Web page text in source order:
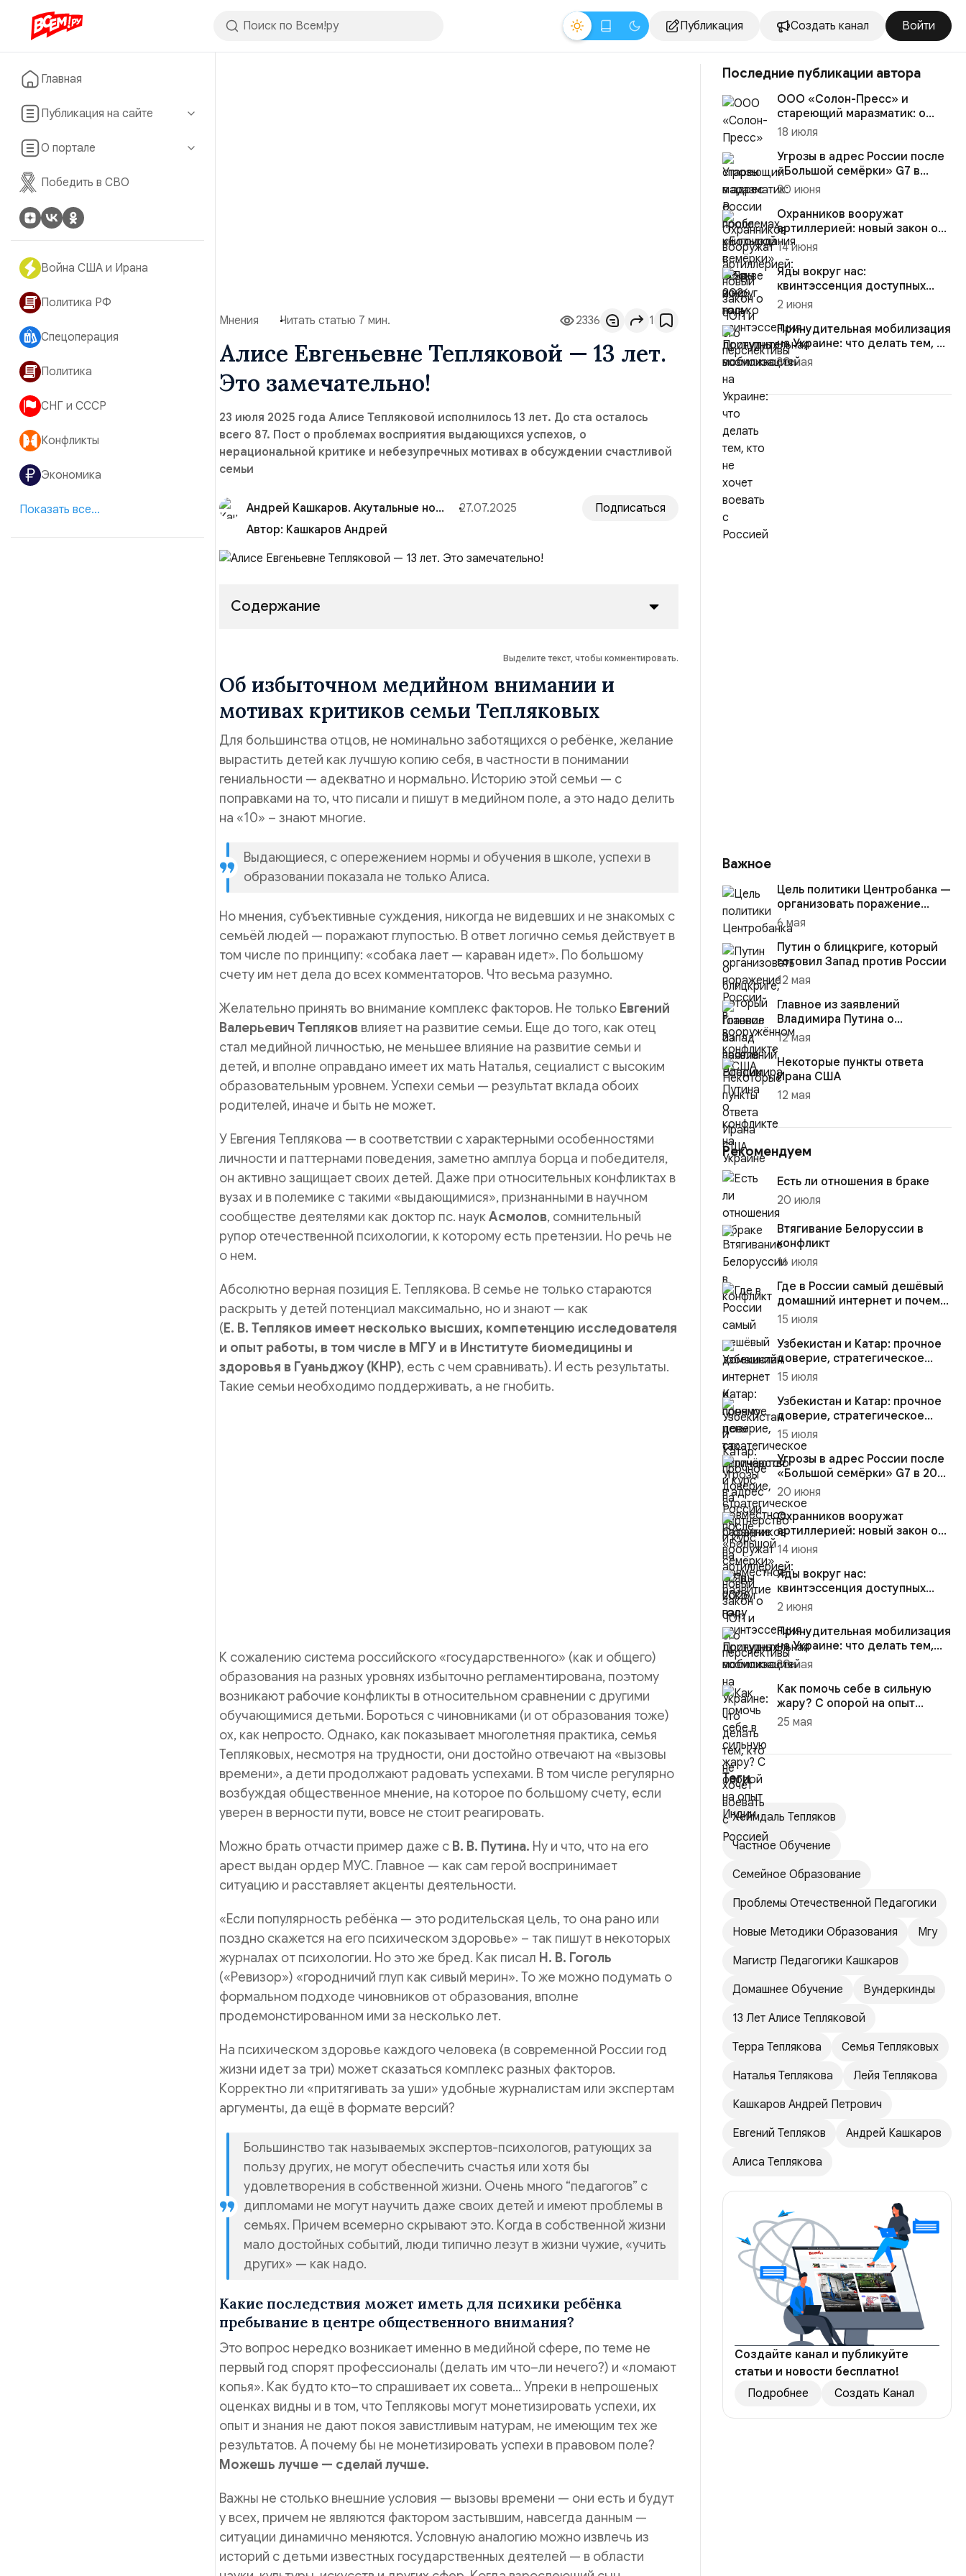
Публикация Создать канал Войти
Главная
Публикация на сайте
О портале
Победить в СВО
Война США и Ирана
Политика РФ
Спецоперация
Политика
СНГ и СССР
Конфликты
Экономика
Показать все...
Мнения Читать статью 7 мин. 2336 1
Алисе Евгеньевне Тепляковой — 13 лет.
Это замечательно!
23 июля 2025 года Алисе Тепляковой исполнилось 13 лет. До ста осталось
всего 87. Пост о проблемах восприятия выдающихся успехов, о
нерациональной критике и небезупречных мотивах в обсуждении счастливой
семьи
Андрей Кашкаров. Акутальные новости27.07.2025
Подписаться
Автор: Кашкаров Андрей
Содержание
Выделите текст, чтобы комментировать.
Об избыточном медийном внимании и
мотивах критиков семьи Тепляковых
Для большинства отцов, не номинально заботящихся о ребёнке, желание
вырастить детей как лучшую копию себя, в частности в понимании
гениальности — адекватно и нормально. Историю этой семьи — с
поправками на то, что писали и пишут в медийном поле, а это надо делить
на «10» – знают многие.
Выдающиеся, с опережением нормы и обучения в школе, успехи в
образовании показала не только Алиса.
Но мнения, субъективные суждения, никогда не видевших и не знакомых с
семьёй людей — поражают глупостью. В ответ логично семья действует в
том числе по принципу: «собака лает — караван идет». По большому
счету им нет дела до всех комментаторов. Что весьма разумно.
Желательно принять во внимание комплекс факторов. Не только Евгений
Валерьевич Тепляков влияет на развитие семьи. Еще до того, как отец
стал медийной личностью, не меньшее влияние на развитие семьи и
детей, и вполне оправдано имеет их мать Наталья, сециалист с высоким
образовательным уровнем. Успехи семьи — результат вклада обоих
родителей, иначе и быть не может.
У Евгения Теплякова — в соответствии с характерными особенностями
личности и паттернами поведения, заметно амплуа борца и победителя,
он активно защищает своих детей. Даже при относительных конфликтах в
вузах и в полемике с такими «выдающимися», признанными в научном
сообществе деятелями как доктор пс. наукАсмолов, сомнительный
рупор отечественной психологии, к которому есть претензии. Но речь не
о нем.
Абсолютно верная позиция Е. Теплякова. В семье не только стараются
раскрыть у детей потенциал максимально, но и знают — как
(Е. В. Тепляков имеет несколько высших, компетенцию исследователя
и опыт работы, в том числе в МГУ и в Институте биомедицины и
здоровья в Гуаньджоу (КНР), есть с чем сравнивать). И есть результаты.
Такие семьи необходимо поддерживать, а не гнобить.
К сожалению система российского «государственного» (как и общего)
образования на разных уровнях избыточно регламентирована, поэтому
возникают рабочие конфликты в относительном сравнении с другими
обучающимися детьми. Бороться с чиновниками (и от образования тоже)
ох, как непросто. Однако, как показывает многолетняя практика, семья
Тепляковых, несмотря на трудности, они достойно отвечают на «вызовы
времени», а дети продолжают радовать успехами. В том числе регулярно
возбуждая общественное мнение, на которое по большому счету, если
уверен в верности пути, вовсе не стоит реагировать.
Можно брать отчасти пример даже с В. В. Путина. Ну и что, что на его
арест выдан ордер МУС. Главное — как сам герой воспринимает
ситуацию и расставляет акценты деятельности.
«Если популярность ребёнка — это родительская цель, то она рано или
поздно скажется на его психическом здоровье» – так пишут в некоторых
журналах от психологии. Но это же бред. Как писал Н. В. Гоголь
(«Ревизор») «городничий глуп как сивый мерин». То же можно подумать о
формальном подходе чиновников от образования, вполне
продемонстированном ими за несколько лет.
На психическом здоровье каждого человека (в современной России год
жизни идет за три) может сказаться комплекс разных факторов.
Корректно ли «притягивать за уши» удобные журналистам или экспертам
аргументы, да ещё в формате версий?
Большинство так называемых экспертов-психологов, ратующих за
пользу других, не могут обеспечить счастья или хотя бы
удовлетворения в собственной жизни. Очень много “педагогов” с
дипломами не могут научить даже своих детей и имеют проблемы в
семьях. Причем всемерно скрывают это. Когда в собственной жизни
мало достойных событий, люди типично лезут в жизни чужие, «учить
других» — как надо.
Какие последствия может иметь для психики ребёнка
пребывание в центре общественного внимания?
Это вопрос нередко возникает именно в медийной сфере, по теме не
первый год спорят профессионалы (делать им что–ли нечего?) и «ломают
копья». Как будто кто–то спрашивает их совета… Упреки в непрошеных
оценках видны и в том, что Тепляковы могут монетизировать успехи, их
опыт и знания не дают покоя завистливым натурам, не имеющим тех же
результатов. А почему бы не монетизировать успехи в правовом поле?
Можешь лучше — сделай лучше.
Важны не столько внешние условия — вызовы времени — они есть и будут
у всех, причем не являются фактором застывшим, навсегда данным —
ситуации динамично меняются. Условную аналогию можно извлечь из
историй с детьми известных государственных деятелей — в области
Последние публикации автора
ООО «Солон-Пресс» и
стареющий маразматик: о
проблемах к...
18 июля
Угрозы в адрес России после
«Большой семёрки» G7 в
2026...
20 июня
Охранников вооружат
артиллерией: новый закон о
ЧОП и ег...
14 июня
Яды вокруг нас:
квинтэссенция доступных
возможностей
2 июня
Принудительная мобилизация
на Украине: что делать тем, ...
30 мая
Важное
Цель политики Центробанка —
организовать поражение
России в вооружённом
конфликте с США
6 мая
Путин о блицкриге, который
готовил Запад против России
12 мая
Главное из заявлений
Владимира Путина о
конфликте на Украине
12 мая
Некоторые пункты ответа
Ирана США
12 мая
Рекомендуем
Есть ли отношения в браке
20 июля
Втягивание Белоруссии в
конфликт
16 июля
Где в России самый дешёвый
домашний интернет и почему
цены так отличаются
15 июля
Узбекистан и Катар: прочное
доверие, стратегическое
партнёрство и курс на со...
15 июля
Узбекистан и Катар: прочное
доверие, стратегическое
партнёрство и курс на со...
15 июля
Угрозы в адрес России после
«Большой семёрки» G7 в 2026
году
20 июня
Охранников вооружат
артиллерией: новый закон о
ЧОП и его перспективы
14 июня
Яды вокруг нас:
квинтэссенция доступных
возможностей
2 июня
Принудительная мобилизация
на Украине: что делать тем,
кто не хочет воевать ...
30 мая
Как помочь себе в сильную
жару? С опорой на опыт
Индии
25 мая
Теги
Хеймдаль Тепляков
Частное Обучение
Семейное Образование
Проблемы Отечественной Педагогики
Новые Методики Образования
Мгу
Магистр Педагогики Кашкаров
Домашнее Обучение
Вундеркинды
13 Лет Алисе Тепляковой
Терра Теплякова
Семья Тепляковых
Наталья Теплякова
Лейя Теплякова
Кашкаров Андрей Петрович
Евгений Тепляков
Андрей Кашкаров
Алиса Теплякова
Создайте канал и публикуйте
статьи и новости бесплатно!
Подробнее
Создать Канал